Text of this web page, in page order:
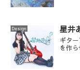
Design 星井
ギタ
を作